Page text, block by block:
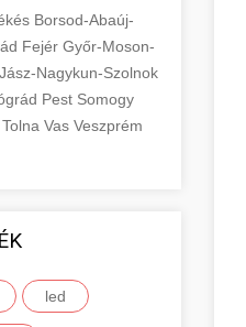
Borsod-Abaúj-
Fejér Győr-Moson-
Jász-Nagykun-Szolnok
Pest Somogy
Tolna Vas Veszprém
led